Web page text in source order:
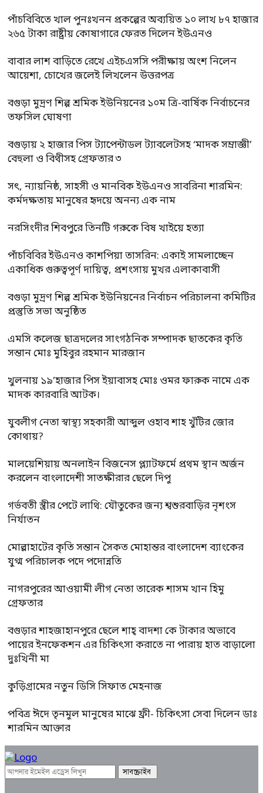
পাঁচবিবিতে খাল পুনঃখনন প্রকল্পের অব্যয়িত ১০ লাখ ৮৭ হাজার
২৬৫ টাকা রাষ্ট্রীয় কোষাগারে ফেরত দিলেন ইউএনও
বাবার লাশ বাড়িতে রেখে এইচএসসি পরীক্ষায় অংশ নিলেন
আয়েশা, চোখের জলেই লিখলেন উত্তরপত্র
বগুড়া মুদ্রণ শিল্প শ্রমিক ইউনিয়নের ১০ম ত্রি-বার্ষিক নির্বাচনের
তফসিল ঘোষণা
বগুড়ায় ২ হাজার পিস ট্যাপেন্টাডল ট্যাবলেটসহ ‘মাদক সম্রাজ্ঞী’
বেহুলা ও বিথীসহ গ্রেফতার ৩
সৎ, ন্যায়নিষ্ঠ, সাহসী ও মানবিক ইউএনও সাবরিনা শারমিন:
কর্মদক্ষতায় মানুষের হৃদয়ে অনন্য এক নাম
নরসিংদীর শিবপুরে তিনটি গরুকে বিষ খাইয়ে হত্যা
পাঁচবিবির ইউএনও কাশপিয়া তাসরিন: একাই সামলাচ্ছেন
একাধিক গুরুত্বপূর্ণ দায়িত্ব, প্রশংসায় মুখর এলাকাবাসী
বগুড়া মুদ্রণ শিল্প শ্রমিক ইউনিয়নের নির্বাচন পরিচালনা কমিটির
প্রস্তুতি সভা অনুষ্ঠিত
এমসি কলেজ ছাত্রদলের সাংগঠনিক সম্পাদক ছাতকের কৃতি
সন্তান মোঃ মুহিবুর রহমান মারজান
খুলনায় ১৯’হাজার পিস ইয়াবাসহ মোঃ ওমর ফারুক নামে এক
মাদক কারবারি আটক।
যুবলীগ নেতা স্বাস্থ্য সহকারী আব্দুল ওহাব শাহ খুঁটির জোর
কোথায়?
মালয়েশিয়ায় অনলাইন বিজনেস প্ল্যাটফর্মে প্রথম স্থান অর্জন
করলেন বাংলাদেশী সাতক্ষীরার ছেলে দিপু
গর্ভবতী স্ত্রীর পেটে লাথি: যৌতুকের জন্য শ্বশুরবাড়ির নৃশংস
নির্যাতন
মোল্লাহাটের কৃতি সন্তান সৈকত মোহান্তর বাংলাদেশ ব্যাংকের
যুগ্ম পরিচালক পদে পদোন্নতি
নাগরপুরের আওয়ামী লীগ নেতা তারেক শাসম খান হিমু
গ্রেফতার
বগুড়ার শাহজাহানপুরে ছেলে শাহ্ বাদশা কে টাকার অভাবে
পায়ের ইনফেকশন এর চিকিৎসা করাতে না পারায় হাত বাড়ালো
দুঃখিনী মা
কুড়িগ্রামের নতুন ডিসি সিফাত মেহনাজ
পবিত্র ঈদে তৃনমুল মানুষের মাঝে ফ্রী- চিকিৎসা সেবা দিলেন ডাঃ
শারমিন আক্তার